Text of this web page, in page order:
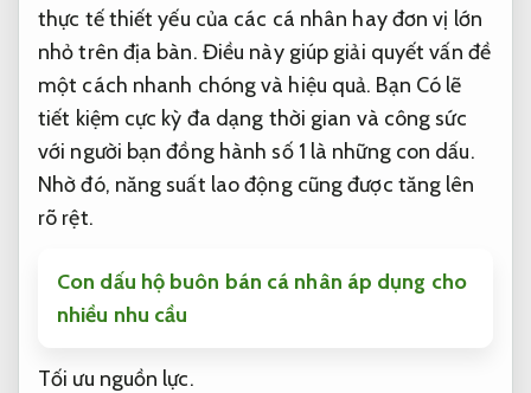
thực tế thiết yếu của các cá nhân hay đơn vị lớn
nhỏ trên địa bàn. Điều này giúp giải quyết vấn đề
một cách nhanh chóng và hiệu quả. Bạn Có lẽ
tiết kiệm cực kỳ đa dạng thời gian và công sức
với người bạn đồng hành số 1 là những con dấu.
Nhờ đó, năng suất lao động cũng được tăng lên
rõ rệt.
Con dấu hộ buôn bán cá nhân áp dụng cho
nhiều nhu cầu
Tối ưu nguồn lực.